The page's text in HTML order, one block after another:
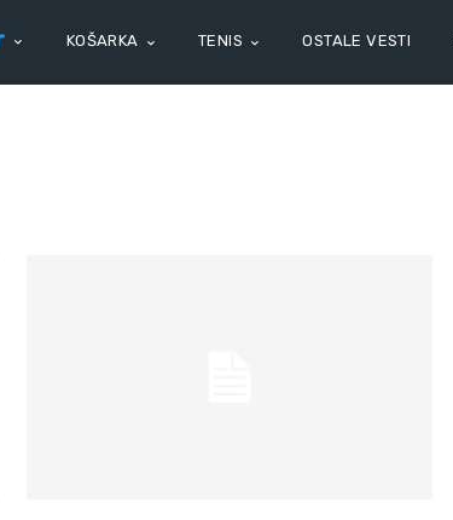
KOŠARKA TENIS OSTALE VESTI